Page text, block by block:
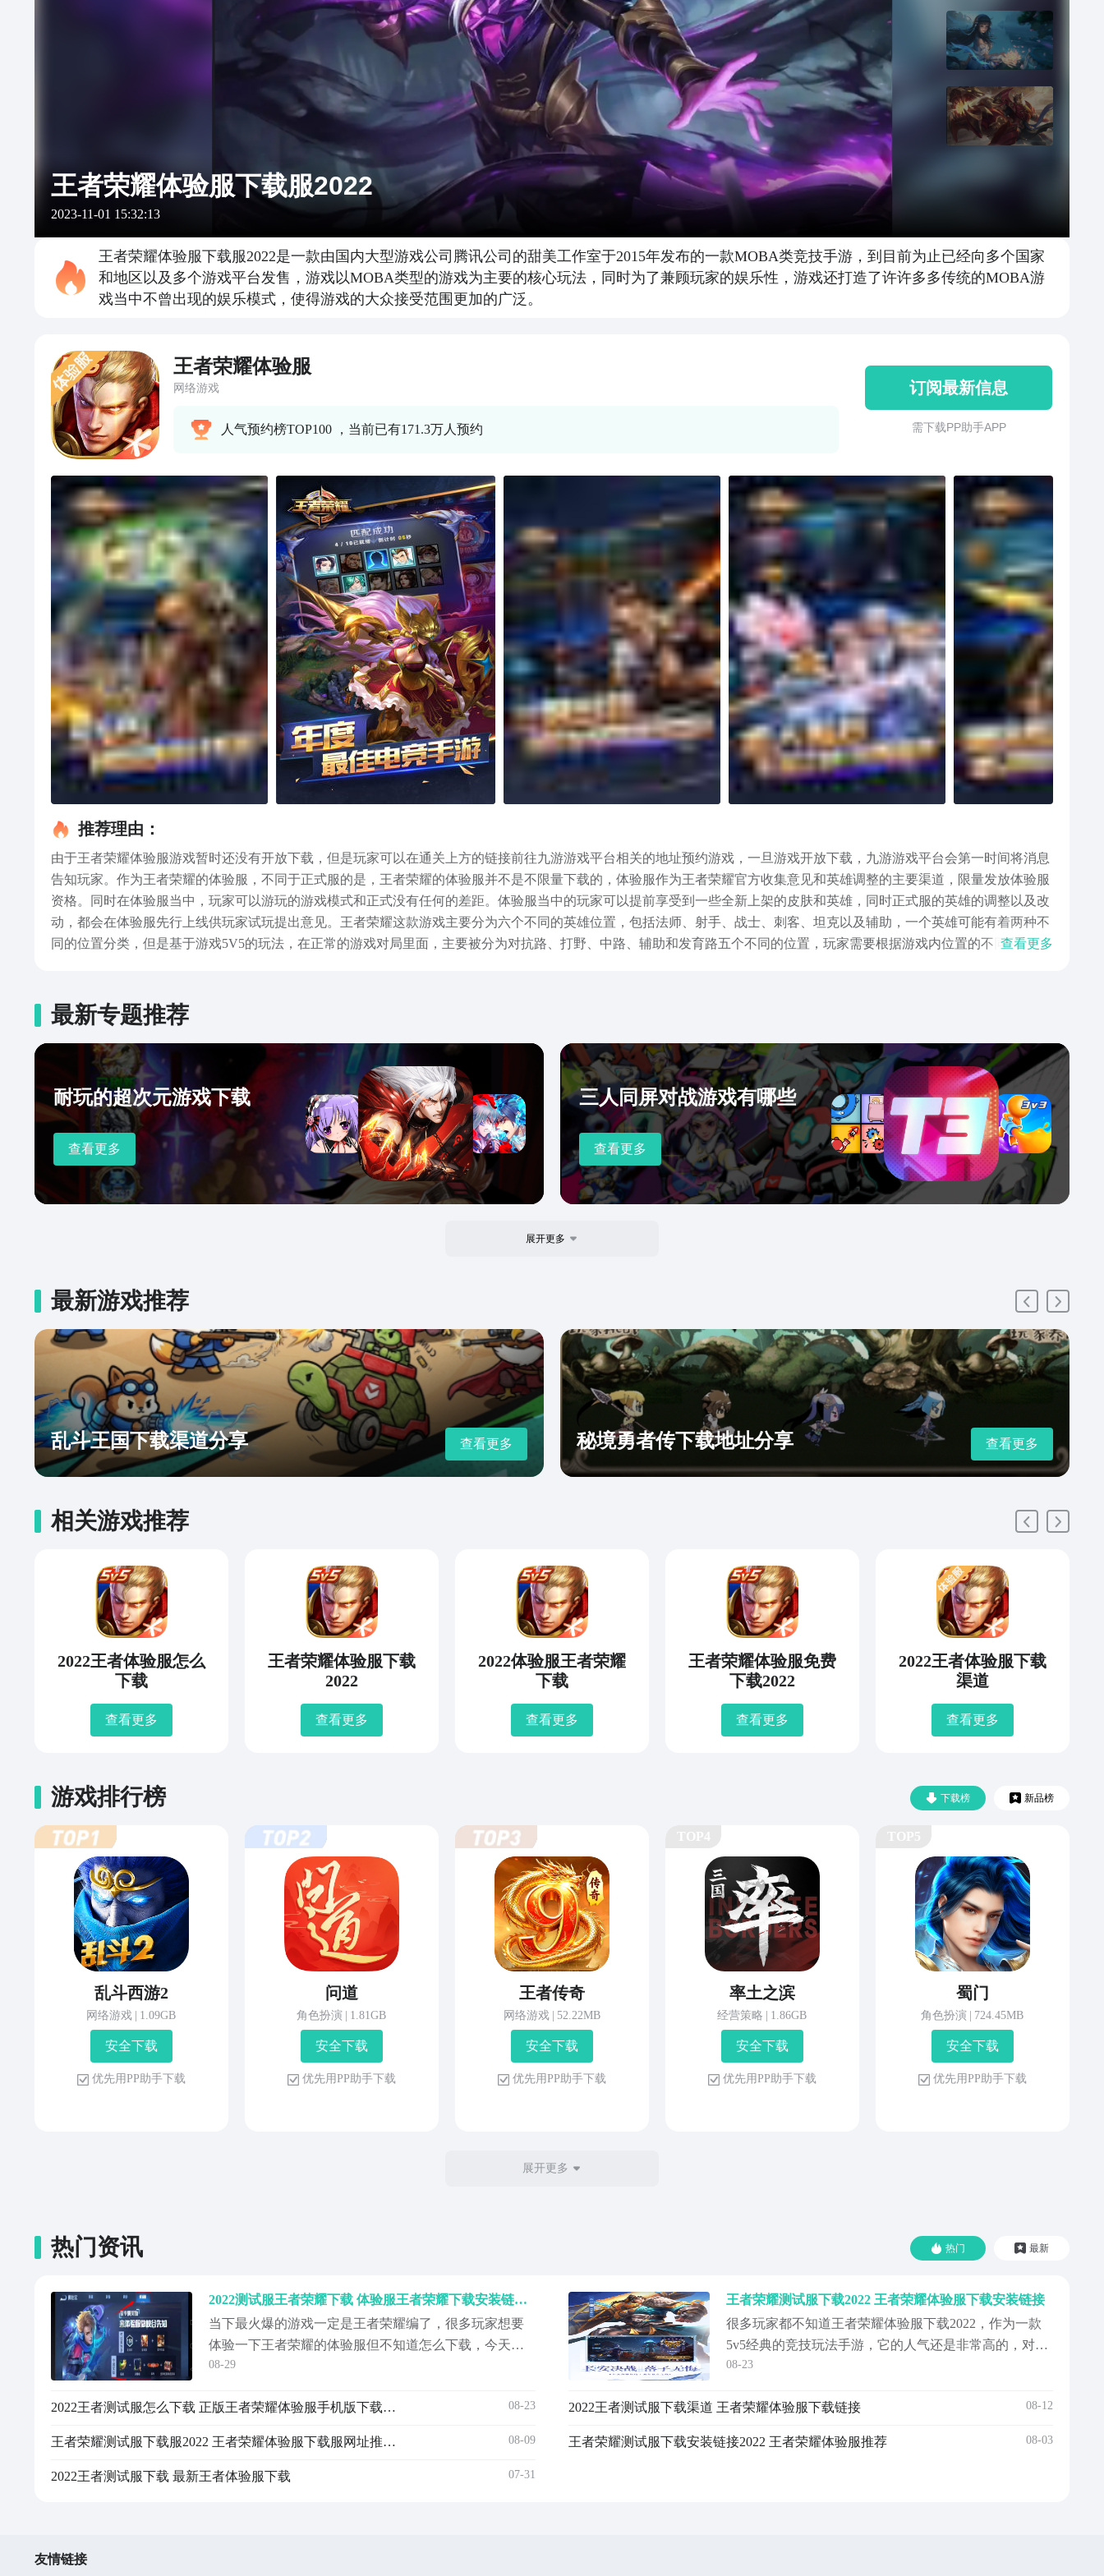
王者荣耀体验服下载服2022
2023-11-01 15:32:13
王者荣耀体验服下载服2022是一款由国内大型游戏公司腾讯公司的甜美工作室于2015年发布的一款MOBA类竞技手游，到目前为止已经向多个国家
和地区以及多个游戏平台发售，游戏以MOBA类型的游戏为主要的核心玩法，同时为了兼顾玩家的娱乐性，游戏还打造了许许多多传统的MOBA游
戏当中不曾出现的娱乐模式，使得游戏的大众接受范围更加的广泛。
王者荣耀体验服
网络游戏
人气预约榜TOP100 ，当前已有171.3万人预约
订阅最新信息
需 下 载 P P 助 手 A P P
推荐理由：
由于王者荣耀体验服游戏暂时还没有开放下载，但是玩家可以在通关上方的链接前往九游游戏平台相关的地址预约游戏，一旦游戏开放下载，九游游戏平台会第一时间将消息
告知玩家。作为王者荣耀的体验服，不同于正式服的是，王者荣耀的体验服并不是不限量下载的，体验服作为王者荣耀官方收集意见和英雄调整的主要渠道，限量发放体验服
资格。同时在体验服当中，玩家可以游玩的游戏模式和正式没有任何的差距。体验服当中的玩家可以提前享受到一些全新上架的皮肤和英雄，同时正式服的英雄的调整以及改
动，都会在体验服先行上线供玩家试玩提出意见。王者荣耀这款游戏主要分为六个不同的英雄位置，包括法师、射手、战士、刺客、坦克以及辅助，一个英雄可能有着两种不
同的位置分类，但是基于游戏5V5的玩法，在正常的游戏对局里面，主要被分为对抗路、打野、中路、辅助和发育路五个不同的位置，玩家需要根据游戏内位置的不同和选取
体验到正式服一样的游戏过程，还可以提前享受到更多的游戏内容。
查看更多
最新专题推荐
耐玩的超次元游戏下载
查看更多
三人同屏对战游戏有哪些
查看更多
展开更多
最新游戏推荐
乱斗王国下载渠道分享 查看更多 秘境勇者传下载地址分享 查看更多
相关游戏推荐
2022王者体验服怎么
下载
查看更多
王者荣耀体验服下载
2022
查看更多
2022体验服王者荣耀
下载
查看更多
王者荣耀体验服免费
下载2022
查看更多
2022王者体验服下载
渠道
查看更多
下载榜 新品榜
游戏排行榜
乱斗西游2
网络游戏 1.09GB
安 全 下 载
优 先 用 P P 助 手 下 载
问道
角色扮演 1.81GB
安 全 下 载
优 先 用 P P 助 手 下 载
王者传奇
网络游戏 52.22MB
安 全 下 载
优 先 用 P P 助 手 下 载
率土之滨
经营策略 1.86GB
安 全 下 载
优 先 用 P P 助 手 下 载
蜀门
角色扮演 724.45MB
安 全 下 载
优 先 用 P P 助 手 下 载
展开更多
热门 最新
热门资讯
2022测试服王者荣耀下载 体验服王者荣耀下载安装链接推荐
当下最火爆的游戏一定是王者荣耀编了，很多玩家想要
体验一下王者荣耀的体验服但不知道怎么下载，今天就
为大家带来了2022体验服王者荣耀下载，这是一款非常
里对战，用自己炫酷的操作手法和游戏理解打败你的对
08-29
2022王者测试服怎么下载 正版王者荣耀体验服手机版下载安装链接 08-23
王者荣耀测试服下载服2022 王者荣耀体验服下载服网址推荐分享 08-09
2022王者测试服下载 最新王者体验服下载 07-31
王者荣耀测试服下载2022 王者荣耀体验服下载安装链接
很多玩家都不知道王者荣耀体验服下载2022，作为一款
5v5经典的竞技玩法手游，它的人气还是非常高的，对于
王者荣耀体验服下载地址自然也是很众多的小伙伴关
08-23
2022王者测试服下载渠道 王者荣耀体验服下载链接 08-12
王者荣耀测试服下载安装链接2022 王者荣耀体验服推荐 08-03
友情链接